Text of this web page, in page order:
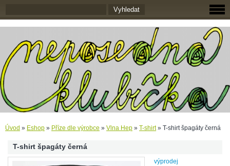
Úvod » Eshop » Příze dle výrobce » Vlna Hep » T-shirt» T-shirt špagáty černá
T-shirt špagáty černá
výprodej